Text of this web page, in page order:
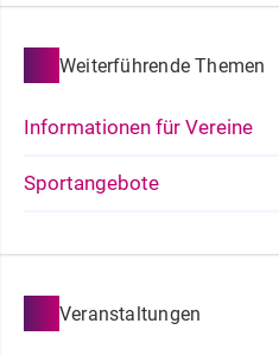
Weiterführende Themen
Informationen für Vereine
Sportangebote
Veranstaltungen